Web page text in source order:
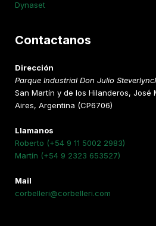
Dynaset
Contactanos
Dirección
Parque Industrial Don Julio
San Martín y de los Hilanderos, José
Aires, Argentina (CP6706)
Llamanos
Roberto (+54 9 11 5002 2983)
Martín (+54 9 2323 653527)
Mail
corbelleri@corbelleri.com